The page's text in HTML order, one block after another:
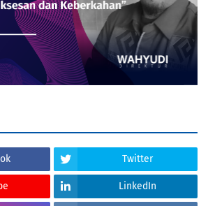
Twitter
LinkedIn